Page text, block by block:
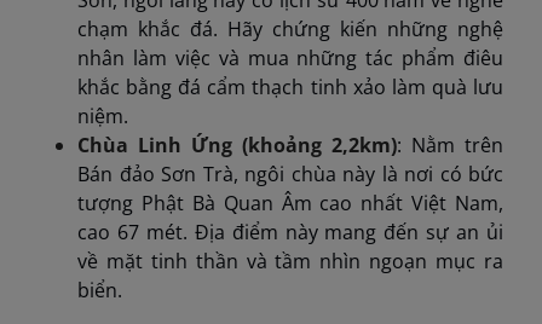
chạm khắc đá. Hãy chứng kiến ​​những nghệ
nhân làm việc và mua những tác phẩm điêu
khắc bằng đá cẩm thạch tinh xảo làm quà lưu
niệm.​
Chùa Linh Ứng (khoảng 2,2km): Nằm trên
Bán đảo Sơn Trà, ngôi chùa này là nơi có bức
tượng Phật Bà Quan Âm cao nhất Việt Nam,
cao 67 mét. Địa điểm này mang đến sự an ủi
về mặt tinh thần và tầm nhìn ngoạn mục ra
biển.​